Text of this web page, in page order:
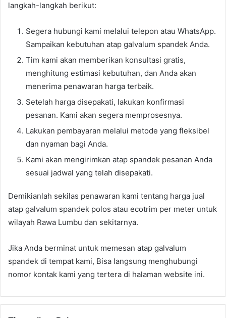
langkah-langkah berikut:
Segera hubungi kami melalui telepon atau WhatsApp.
Sampaikan kebutuhan atap galvalum spandek Anda.
Tim kami akan memberikan konsultasi gratis,
menghitung estimasi kebutuhan, dan Anda akan
menerima penawaran harga terbaik.
Setelah harga disepakati, lakukan konfirmasi
pesanan. Kami akan segera memprosesnya.
Lakukan pembayaran melalui metode yang fleksibel
dan nyaman bagi Anda.
Kami akan mengirimkan atap spandek pesanan Anda
sesuai jadwal yang telah disepakati.
Demikianlah sekilas penawaran kami tentang harga jual
atap galvalum spandek polos atau ecotrim per meter untuk
wilayah Rawa Lumbu dan sekitarnya.
Jika Anda berminat untuk memesan atap galvalum
spandek di tempat kami, Bisa langsung menghubungi
nomor kontak kami yang tertera di halaman website ini.